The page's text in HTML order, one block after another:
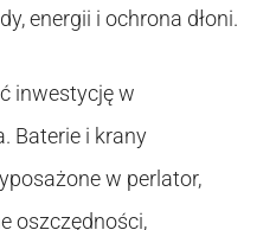
energii i ochrona dłoni.
inwestycję w
Baterie i krany
w perlator,
oszczędności,